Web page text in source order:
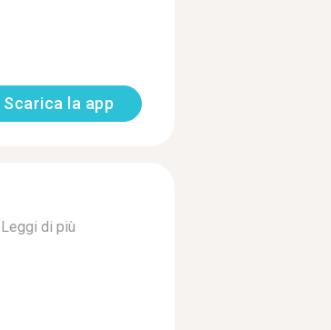
Scarica la app
Leggi di più